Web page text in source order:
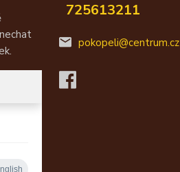
725613211
pokopeli@centrum.cz